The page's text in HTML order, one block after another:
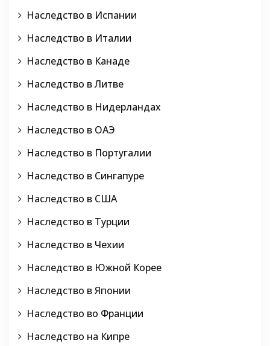
Наследство в Испании
Наследство в Италии
Наследство в Канаде
Наследство в Литве
Наследство в Нидерландах
Наследство в ОАЭ
Наследство в Португалии
Наследство в Сингапуре
Наследство в США
Наследство в Турции
Наследство в Чехии
Наследство в Южной Корее
Наследство в Японии
Наследство во Франции
Наследство на Кипре